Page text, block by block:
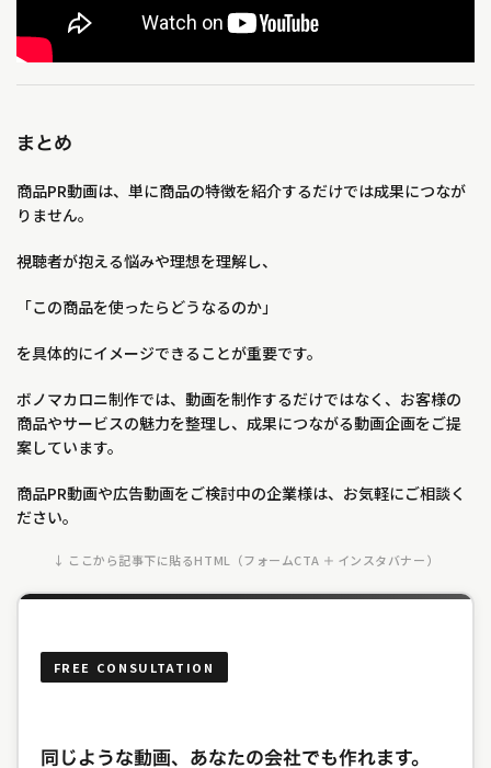
まとめ
商品PR動画は、単に商品の特徴を紹介するだけでは成果につなが
りません。
視聴者が抱える悩みや理想を理解し、
「この商品を使ったらどうなるのか」
を具体的にイメージできることが重要です。
ボノマカロニ制作では、動画を制作するだけではなく、お客様の
商品やサービスの魅力を整理し、成果につながる動画企画をご提
案しています。
商品PR動画や広告動画をご検討中の企業様は、お気軽にご相談く
ださい。
↓ ここから記事下に貼るHTML（フォームCTA ＋ インスタバナー）
FREE CONSULTATION
同じような動画、あなたの会社でも作れます。